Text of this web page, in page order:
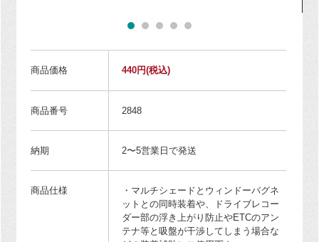
商品価格 440円(税込)
商品番号 2848
納期 2〜5営業日で発送
商品仕様
・マルチシェードとウィンドーバグネ
ットとの同時装着や、ドライブレコー
ダー部の浮き上がり防止やETCのアン
テナ等と吸盤が干渉してしまう場合な